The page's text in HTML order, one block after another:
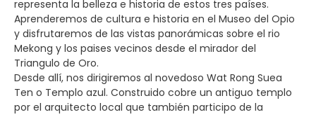
representa la belleza e historia de estos tres países.
Aprenderemos de cultura e historia en el Museo del Opio
y disfrutaremos de las vistas panorámicas sobre el rio
Mekong y los paises vecinos desde el mirador del
Triangulo de Oro.
Desde allí, nos dirigiremos al novedoso Wat Rong Suea
Ten o Templo azul. Construido cobre un antiguo templo
por el arquitecto local que también participo de la